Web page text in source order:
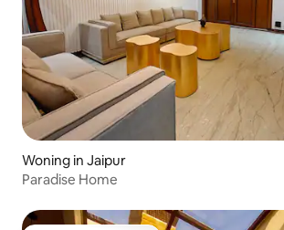
Woning in Jaipur
Paradise Home